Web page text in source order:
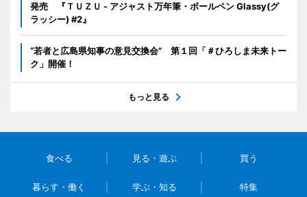
発売 『ＴＵＺＵ - アジャスト万年筆・ボールペン Glassy(グ
ラッシー) #2』
“若者と広島県知事の意見交換会” 第１回「＃ひろしま未来トー
ク」開催！
もっと見る
食べる 見る・遊ぶ 買う
暮らす・働く 学ぶ・知る 特集